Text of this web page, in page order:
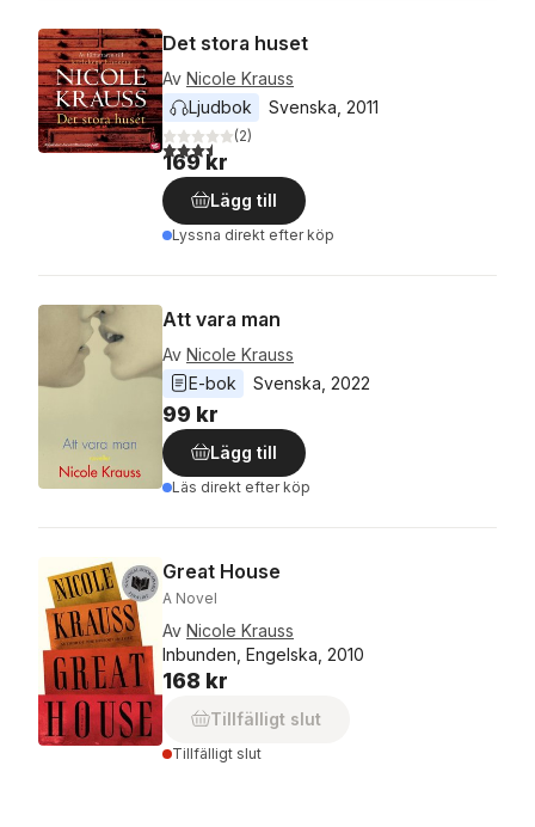
Det stora huset
Av Nicole Krauss
Ljudbok
Svenska 2011
3,5utav 5 stjärnor. Totalt antal röster:
(2)
169 kr
Lägg till
Lyssna direkt efter köp
Att vara man
Av Nicole Krauss
E-bok
Svenska 2022
99 kr
Lägg till
Läs direkt efter köp
Great House
A Novel
Av Nicole Krauss
Inbunden, Engelska, 2010
168 kr
Tillfälligt slut
Tillfälligt slut